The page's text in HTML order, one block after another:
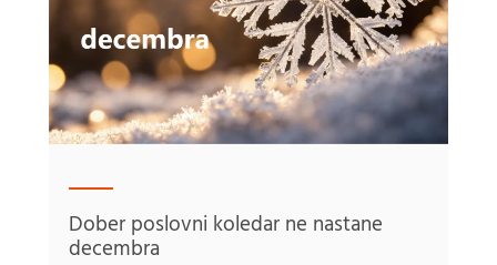
Dober poslovni koledar ne nastane
decembra